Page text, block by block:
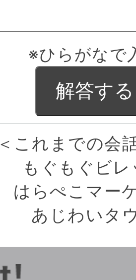
※ひらがなで
＜これまでの会
もぐもぐビ
はらぺこマー
あじわいタ